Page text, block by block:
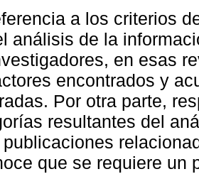
a los criterios
análisis de la
en esas
encontrados y
Por otra parte,
resultantes del
publicaciones
que se requiere un